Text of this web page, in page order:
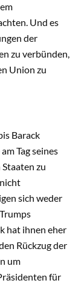
Und es
der
zu verbünden,
Union zu
Barack
Tag seines
zu
sich weder
hat ihnen eher
Rückzug der
um
für